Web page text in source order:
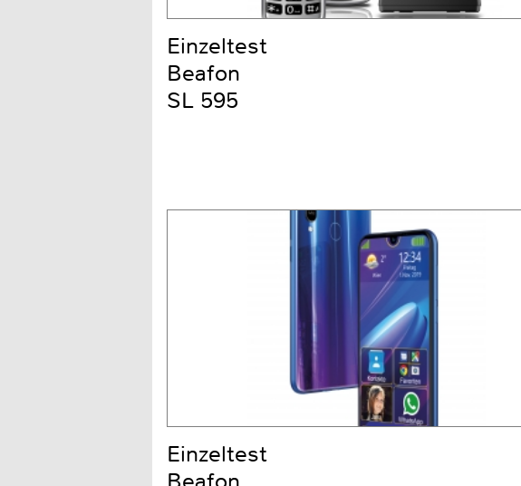
Einzeltest
Beafon
SL 595
Einzeltest